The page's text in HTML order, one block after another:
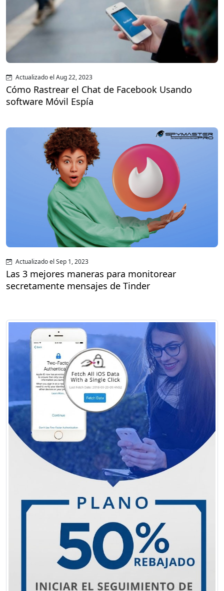
Actualizado el Aug 22, 2023
Cómo Rastrear el Chat de Facebook Usando
software Móvil Espía
Actualizado el Sep 1, 2023
Las 3 mejores maneras para monitorear
secretamente mensajes de Tinder